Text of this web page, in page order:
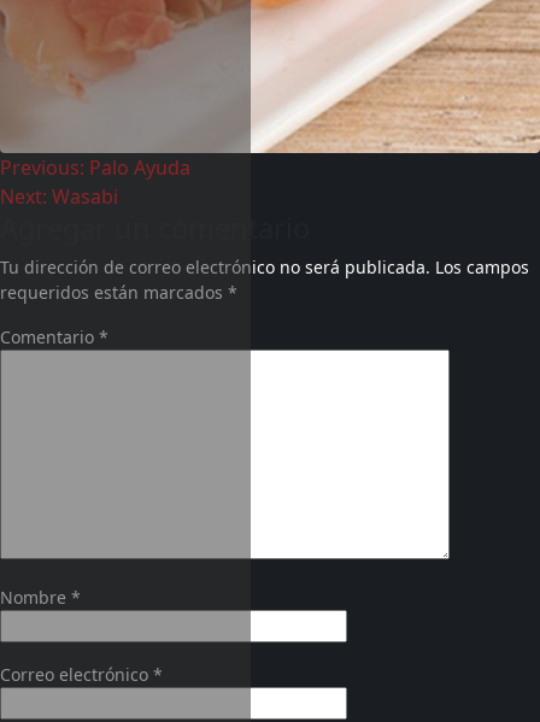
Previous: Palo Ayuda
Next: Wasabi
Tu dirección de correo electrónico no será publicada. Los campos
requeridos están marcados *
Comentario *
Nombre *
Correo electrónico *